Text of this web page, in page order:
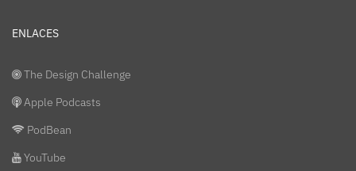
ENLACES
The Design Challenge
Apple Podcasts
PodBean
YouTube